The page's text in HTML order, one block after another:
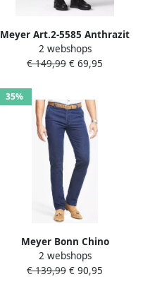
Meyer Art.2-5585 Anthrazit
Shorts Black Heren
2 webshops
€ 149,99 € 69,95
35%
Meyer Bonn Chino
Donkerblauwe Broek Blue
Heren
2 webshops
€ 139,99 € 90,95